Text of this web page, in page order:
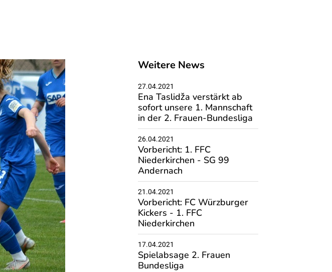
Weitere News
27.04.2021
Ena Taslidža verstärkt ab
sofort unsere 1. Mannschaft
in der 2. Frauen-Bundesliga
26.04.2021
Vorbericht: 1. FFC
Niederkirchen - SG 99
Andernach
21.04.2021
Vorbericht: FC Würzburger
Kickers - 1. FFC
Niederkirchen
17.04.2021
Spielabsage 2. Frauen
Bundesliga